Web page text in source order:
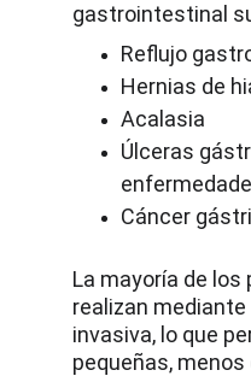
gastrointestinal
Reflujo
Hernias de
Acalasia
Úlceras
Cáncer
La mayoría de
realizan
invasiva, lo que
pequeñas, menos